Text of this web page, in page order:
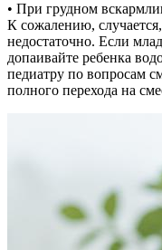
• При грудном
К сожалению,
недостаточно. Если
допаивайте ребенка
педиатру по вопросам
полного перехода на